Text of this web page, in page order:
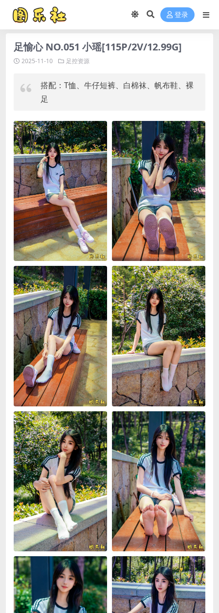
登录
足愉心 NO.051 小瑶[115P/2V/12.99G]
2025-11-10 足控资源
搭配：T恤、牛仔短裤、白棉袜、帆布鞋、裸
足